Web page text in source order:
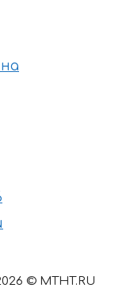
© MTHT.RU